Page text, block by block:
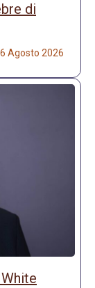
di
6 Agosto 2026